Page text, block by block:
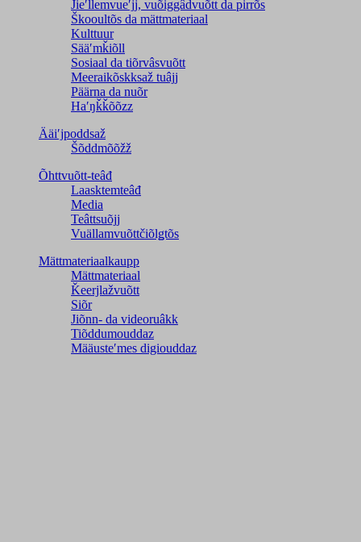
Jieʹllemvueʹjj, vuõiggâdvuõtt da pirrõs
Škooultõs da mättmateriaal
Kulttuur
Sääʹmǩiõll
Sosiaal da tiõrvâsvuõtt
Meeraikõskksaž tuâjj
Päärna da nuõr
Haʹŋǩǩõõzz
Ääiʹjpoddsaž
Šõddmõõžž
Õhttvuõtt-teâđ
Laasktemteâđ
Media
Teâttsuõjj
Vuällamvuõttčiõlǥtõs
Mättmateriaalkaupp
Mättmateriaal
Ǩeerjlažvuõtt
Siõr
Jiõnn- da videoruâkk
Tiõddumouddaz
Määusteʹmes digiouddaz